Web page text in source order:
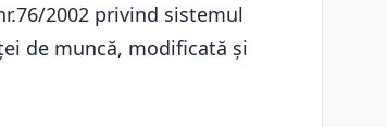
2002 privind sistemul
de muncă, modificată şi